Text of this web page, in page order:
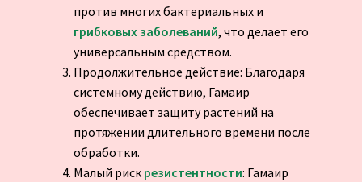
против многих бактериальных и
грибковых заболеваний, что делает его
универсальным средством.
Продолжительное действие: Благодаря
системному действию, Гамаир
обеспечивает защиту растений на
протяжении длительного времени после
обработки.
Малый риск резистентности: Гамаир